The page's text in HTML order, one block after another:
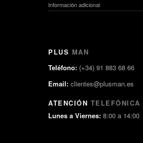
Información adicional
PLUS MAN
Teléfono: (+34) 91 883 68 66
Email: clientes@plusman.es
ATENCIÓN TELEFÓNICA
Lunes a Viernes: 8:00 a 14:00